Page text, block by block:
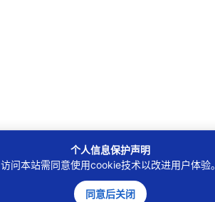
个人信息保护声明
访问本站需同意使用cookie技术以改进用户体验。
同意后关闭